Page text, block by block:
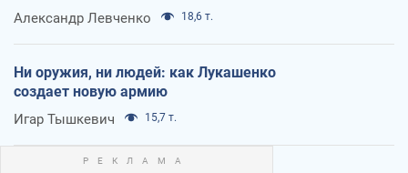
Александр Левченко 18,6 т.
Ни оружия, ни людей: как Лукашенко
создает новую армию
Игар Тышкевич 15,7 т.